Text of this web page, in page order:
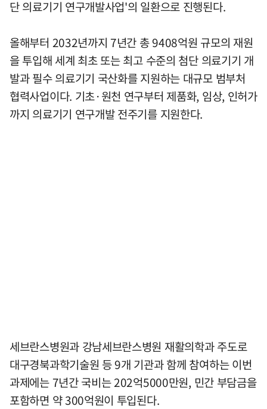
단 의료기기 연구개발사업'의 일환으로 진행된다.
올해부터 2032년까지 7년간 총 9408억원 규모의 재원
을 투입해 세계 최초 또는 최고 수준의 첨단 의료기기 개
발과 필수 의료기기 국산화를 지원하는 대규모 범부처
협력사업이다. 기초·원천 연구부터 제품화, 임상, 인허가
까지 의료기기 연구개발 전주기를 지원한다.
세브란스병원과 강남세브란스병원 재활의학과 주도로
대구경북과학기술원 등 9개 기관과 함께 참여하는 이번
과제에는 7년간 국비는 202억5000만원, 민간 부담금을
포함하면 약 300억원이 투입된다.